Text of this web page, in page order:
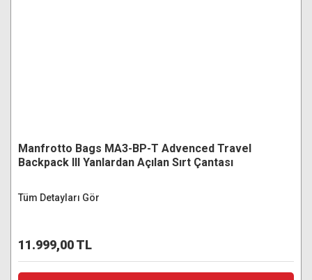
Manfrotto Bags MA3-BP-T Advenced Travel
Backpack III Yanlardan Açılan Sırt Çantası
Tüm Detayları Gör
11.999,00 TL